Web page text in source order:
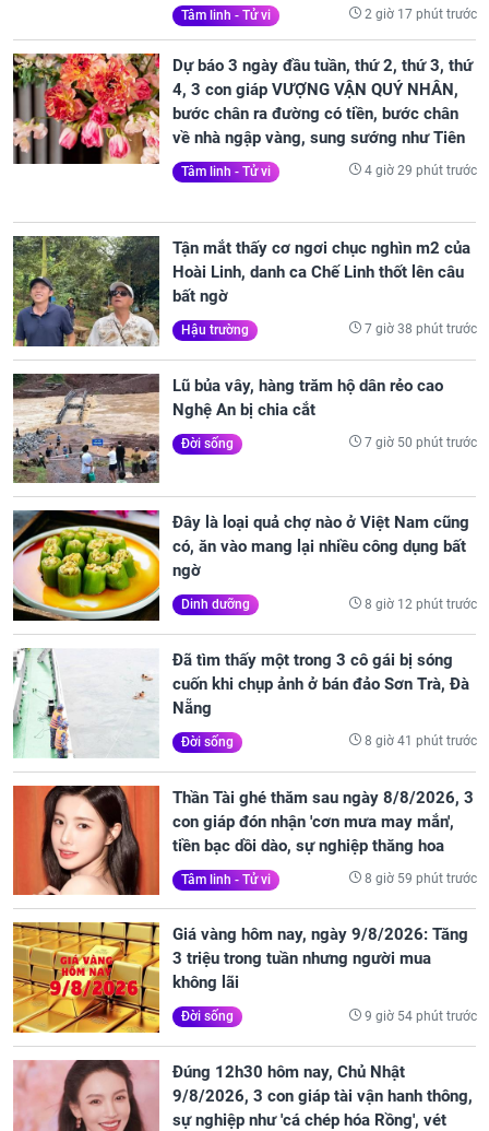
Tâm linh - Tử vi 2 giờ 17 phút trước
Dự báo 3 ngày đầu tuần, thứ 2, thứ 3, thứ
4, 3 con giáp VƯỢNG VẬN QUÝ NHÂN,
bước chân ra đường có tiền, bước chân
về nhà ngập vàng, sung sướng như Tiên
Tâm linh - Tử vi 4 giờ 29 phút trước
Tận mắt thấy cơ ngơi chục nghìn m2 của
Hoài Linh, danh ca Chế Linh thốt lên câu
bất ngờ
Hậu trường 7 giờ 38 phút trước
Lũ bủa vây, hàng trăm hộ dân rẻo cao
Nghệ An bị chia cắt
Đời sống 7 giờ 50 phút trước
Đây là loại quả chợ nào ở Việt Nam cũng
có, ăn vào mang lại nhiều công dụng bất
ngờ
Dinh dưỡng 8 giờ 12 phút trước
Đã tìm thấy một trong 3 cô gái bị sóng
cuốn khi chụp ảnh ở bán đảo Sơn Trà, Đà
Nẵng
Đời sống 8 giờ 41 phút trước
Thần Tài ghé thăm sau ngày 8/8/2026, 3
con giáp đón nhận 'cơn mưa may mắn',
tiền bạc dồi dào, sự nghiệp thăng hoa
Tâm linh - Tử vi 8 giờ 59 phút trước
Giá vàng hôm nay, ngày 9/8/2026: Tăng
3 triệu trong tuần nhưng người mua
không lãi
Đời sống 9 giờ 54 phút trước
Đúng 12h30 hôm nay, Chủ Nhật
9/8/2026, 3 con giáp tài vận hanh thông,
sự nghiệp như 'cá chép hóa Rồng', vét